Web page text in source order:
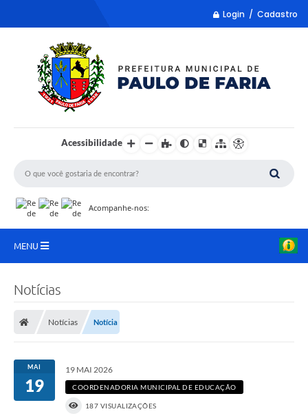
Login / Cadastro
Acessibilidade
Acompanhe-nos:
MENU
DOAÇÃO SOLIDARIA - FMDCA / FMDI
Turismo
Carta de Serviços
Notícias
Notícias Notícia
MAI
19
19 MAI 2026
COORDENADORIA MUNICIPAL DE EDUCAÇÃO
187 VISUALIZAÇÕES